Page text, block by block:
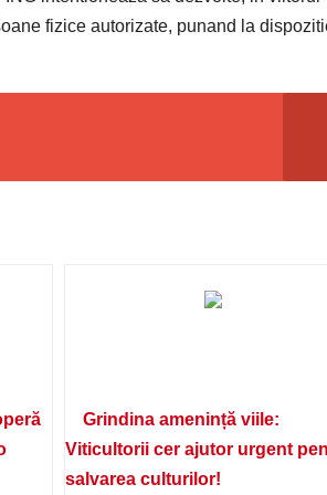
fizice autorizate, punand la
Grindina amenință viile:
Viticultorii cer ajutor urgent
salvarea culturilor!